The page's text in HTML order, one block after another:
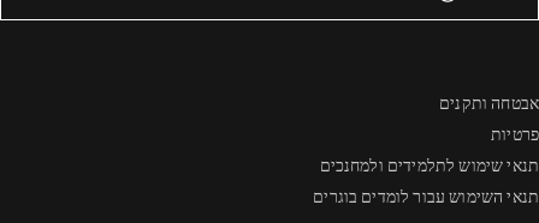
אבטחה ותקנים
פרטיות
תנאי שימוש לתלמידים ולמחנכים
תנאי השימוש עבור לומדים בוגרים